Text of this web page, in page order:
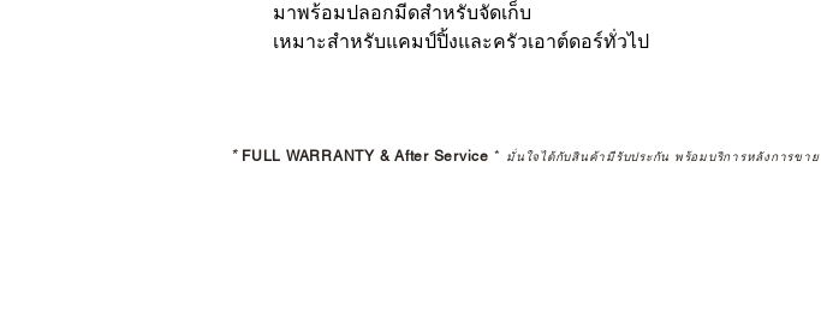
มาพร้อมปลอกมีดสำหรับจัดเก็บ
เหมาะสำหรับแคมป์ปิ้งและครัวเอาต์ดอร์ทั่วไป
* FULL WARRANTY & After Service * มั่นใจได้กับสินค้ามีรับประกัน พร้อมบริการหลังการขาย